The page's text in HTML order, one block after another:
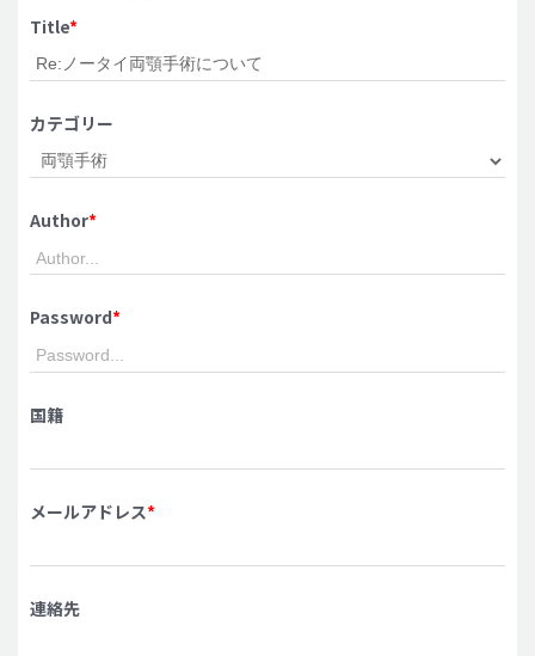
プチ整形
脂肪吸引 (大容量)
idニュース
病院紹介
安全整形
ご相談のお問い合わせ
Title*
カテゴリー
Author*
Password*
国籍
メールアドレス*
連絡先